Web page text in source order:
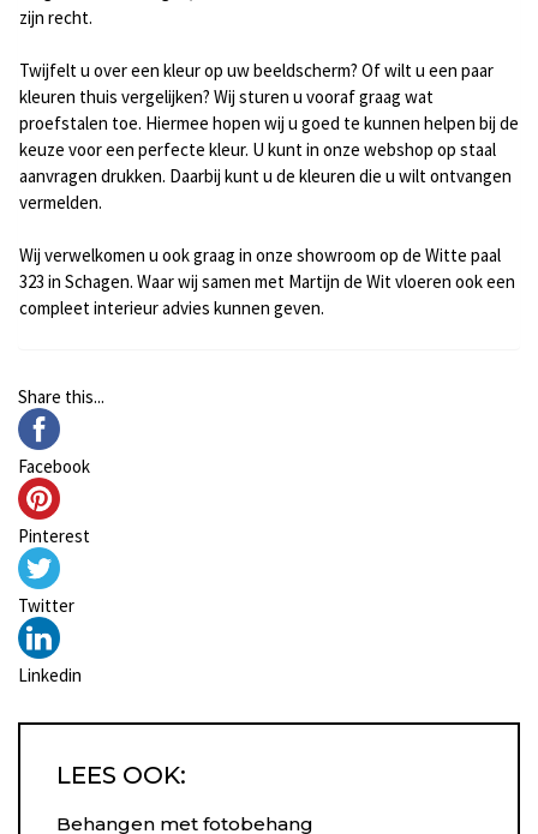
zijn recht.
Twijfelt u over een kleur op uw beeldscherm? Of wilt u een paar
kleuren thuis vergelijken? Wij sturen u vooraf graag wat
proefstalen toe. Hiermee hopen wij u goed te kunnen helpen bij de
keuze voor een perfecte kleur. U kunt in onze webshop op staal
aanvragen drukken. Daarbij kunt u de kleuren die u wilt ontvangen
vermelden.
Wij verwelkomen u ook graag in onze showroom op de Witte paal
323 in Schagen. Waar wij samen met Martijn de Witvloeren ook een
compleet interieur advies kunnen geven.
Share this...
Facebook
Pinterest
Twitter
Linkedin
LEES OOK:
Behangen met fotobehang